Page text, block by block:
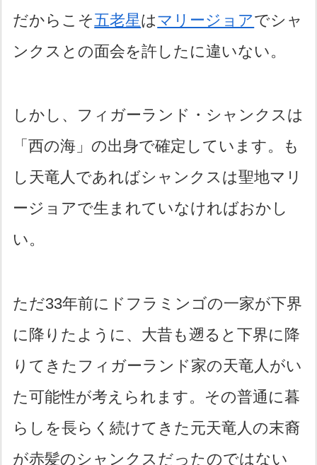
だからこそ五老星はマリージョアでシャ
ンクスとの面会を許したに違いない。
しかし、フィガーランド・シャンクスは
「西の海」の出身で確定しています。も
し天竜人であればシャンクスは聖地マリ
ージョアで生まれていなければおかし
い。
ただ33年前にドフラミンゴの一家が下界
に降りたように、大昔も遡ると下界に降
りてきたフィガーランド家の天竜人がい
た可能性が考えられます。その普通に暮
らしを長らく続けてきた元天竜人の末裔
が赤髪のシャンクスだったのではない